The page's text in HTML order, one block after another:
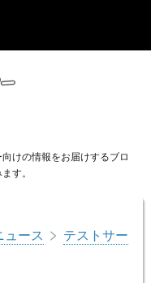
けの情報をお届けするブロ
す。
ュース > テストサー